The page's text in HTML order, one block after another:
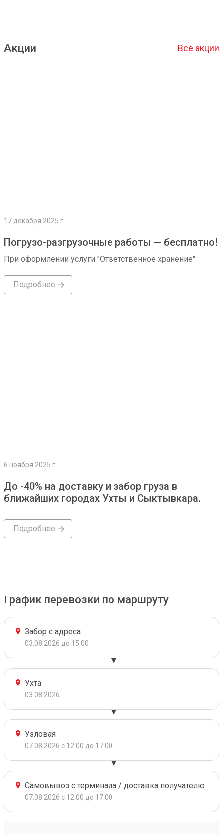
Акции Все акции
17 декабря 2025 г.
Погрузо-разгрузочные работы — бесплатно!
При оформлении услуги "Ответственное хранение"
Подробнее
6 ноября 2025 г.
До -40% на доставку и забор груза в
ближайших городах Ухты и Сыктывкара.
Подробнее
График перевозки по маршруту
Забор с адреса
03.08.2026 до 15:00
Ухта
03.08.2026
Узловая
07.08.2026 с 12:00 до 17:00
Самовывоз с терминала / доставка получателю
07.08.2026 с 12:00 до 17:00